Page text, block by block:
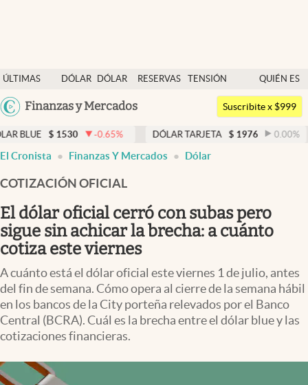
ÚLTIMAS
NOTICIAS
DÓLAR
DÓLAR
RESERVAS
TENSIÓN
GEOPOLÍTICA
QUIÉN ES
QUIÉN
Argentina
Uruguay
Finanzas y Mercados
Dólar
Members
Economía y Política
Finanzas y Mercados
Mercados Online
Negocios
Columnistas
Apertura
Infotechnology
Clase
Clima
Suscribite x $999
1530 -0.65% DÓLAR TARJETA $ 1976 0.00% DÓLAR
El Cronista Finanzas Y Mercados Dólar
COTIZACIÓN OFICIAL
El dólar oficial cerró con subas pero
sigue sin achicar la brecha: a cuánto
cotiza este viernes
A cuánto está el dólar oficial este viernes 1 de julio, antes
del fin de semana. Cómo opera al cierre de la semana hábil
en los bancos de la City porteña relevados por el Banco
Central (BCRA). Cuál es la brecha entre el dólar blue y las
cotizaciones financieras.